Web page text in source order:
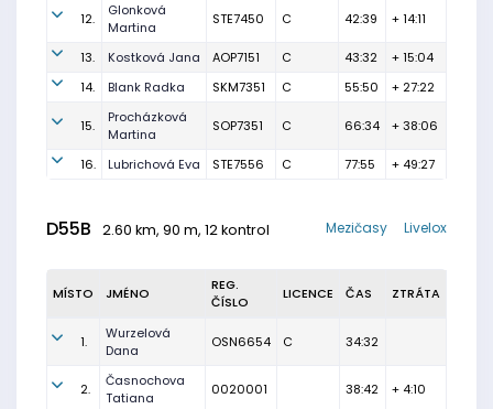
12.
Glonková
Martina
STE7450 C 42:39 + 14:11
13. Kostková Jana AOP7151 C 43:32
+ 15:04
14.
Blank Radka SKM7351 C 55:50 + 27:22
15.
Procházková
Martina
SOP7351 C 66:34 + 38:06
16. Lubrichová Eva STE7556 C 77:55 + 49:27
D55B 2.60 km, 90 m, 12 kontrol Livelox
Mezičasy
MÍSTO JMÉNO
REG.
ČÍSLO
LICENCE ČAS ZTRÁTA
1.
Wurzelová
Dana
OSN6654 C 34:32
2.
Časnochova
Tatiana
0020001 38:42 + 4:10